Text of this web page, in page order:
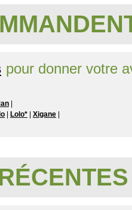
pour donner votre
Lolo* Xigane